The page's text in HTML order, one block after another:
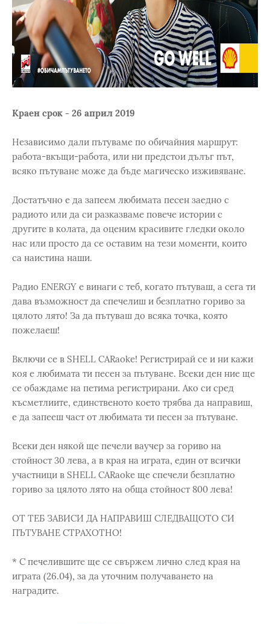
Краен срок - 26 април 2019
Независимо дали пътуваме по обичайния маршрут:
работа-вкъщи-работа, или ни предстои дълъг път,
всяко пътуване може да бъде магическо изживяване.
Достатъчно е да запеем любимата песен заедно с
радиото или да си разказваме повече истории с
другите в колата, да оценим красивите гледки около
нас или просто да се оставим на тези моменти, които
са наистина наши.
Радио ENERGY е винаги с теб, когато пътуваш, а сега ти
дава възможност да спечелиш и безплатно гориво за
цялото лято! За да пътуваш до всяка точка, която
пожелаеш!
Включи се в SHELL CARaoke! Регистрирай се и ни кажи
коя е любимата ти песен за пътуване. Всеки ден ние ще
се обаждаме на петима регистрирани. Ако си сред
късметлиите, единственото което трябва да направиш,
е да запееш част от любимата ти песен за пътуване.
Всеки ден някой ще печели ваучер за гориво на
стойност 30 лева, а в края на играта, един от всички
участници в SHELL CARaoke ще спечели безплатно
гориво за цялото лято на обща стойност 800 лева!
ОТ ТЕБ ЗАВИСИ ДА НАПРАВИШ СЛЕДВАЩОТО СИ
ПЪТУВАНЕ СТРАХОТНО!
* С печелившите ще се свържем лично след края на
играта (26.04), за да уточним получаването на
наградите.